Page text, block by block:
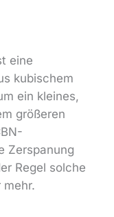
eine
kubischem
ein kleines,
größeren
Zerspanung
Regel solche
mehr.